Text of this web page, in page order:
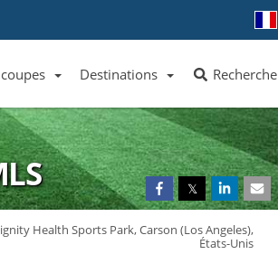
Liste des clubs et équipes
Liste des ligues et coupes
Destinations
Toutes les destinations
Recherche
𝕏
Health Sports Park, Carson (Los Angeles),
États-Unis